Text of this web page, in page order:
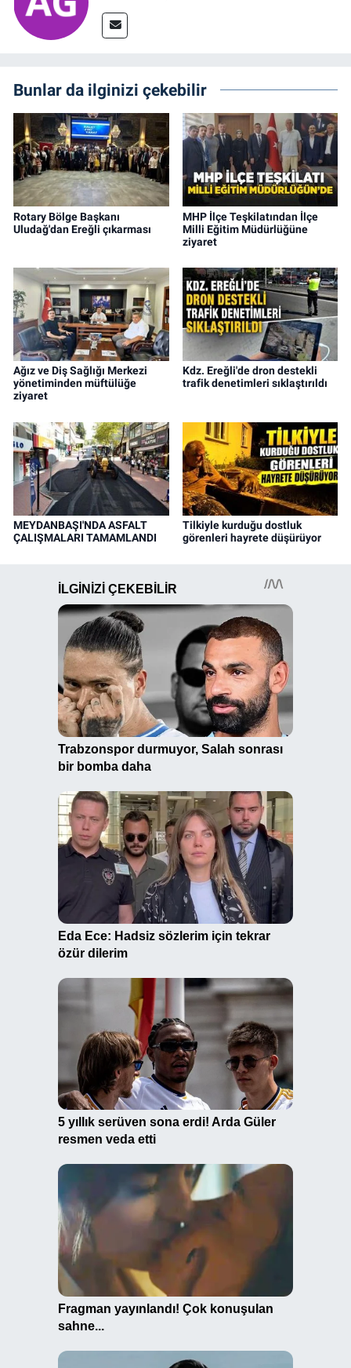
Bunlar da ilginizi çekebilir
Rotary Bölge Başkanı
Uludağ'dan Ereğli çıkarması
MHP İlçe Teşkilatından İlçe
Milli Eğitim Müdürlüğüne
ziyaret
Ağız ve Diş Sağlığı Merkezi
yönetiminden müftülüğe
ziyaret
Kdz. Ereğli'de dron destekli
trafik denetimleri sıklaştırıldı
MEYDANBAŞI'NDA ASFALT
ÇALIŞMALARI TAMAMLANDI
Tilkiyle kurduğu dostluk
görenleri hayrete düşürüyor